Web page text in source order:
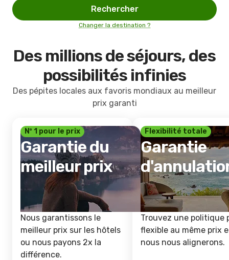
Rechercher
Changer la destination ?
Des millions de séjours, des
possibilités infinies
Des pépites locales aux favoris mondiaux au meilleur
prix garanti
Nº 1 pour le prix
Garantie du
meilleur prix
Nous garantissons le
meilleur prix sur les hôtels
ou nous payons 2x la
différence.
Flexibilité totale
Garantie
Trouvez une politique
flexible au même prix
nous nous alignerons.